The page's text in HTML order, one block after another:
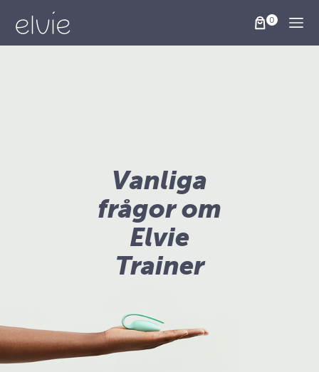
Vanliga
frågor om
Elvie
Trainer